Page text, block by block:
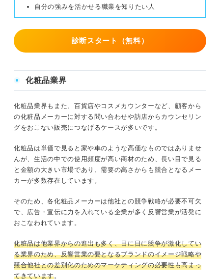
自分の強みを活かせる職業を知りたい人
診断スタート（無料）
化粧品業界
化粧品業界もまた、百貨店やコスメカウンターなど、顧客から
の化粧品メーカーに対する問い合わせや訪店からカウンセリン
グをおこない販売につなげるケースが多いです。
化粧品は単価で見ると家や車のような高価なものではありませ
んが、生活の中での使用頻度が高い商材のため、長い目で見る
と金額の大きい市場であり、需要の高さからも競合となるメー
カーが多数存在しています。
そのため、各化粧品メーカーは他社との競争戦略が必要不可欠
で、広告・宣伝に力を入れている企業が多く反響営業が活発に
おこなわれています。
化粧品は他業界からの進出も多く、日に日に競争が激化してい
る業界のため、反響営業の要となるブランドのイメージ戦略や
競合他社との差別化のためのマーケティングの必要性も高まっ
てきています。